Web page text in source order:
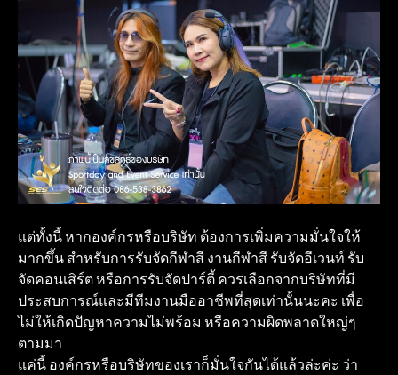
แต่ทั้งนี้ หากองค์กรหรือบริษัท ต้องการเพิ่มความมั่นใจให้
มากขึ้น สำหรับการรับจัดกีฬาสี งานกีฬาสี รับจัดอีเวนท์ รับ
จัดคอนเสิร์ต หรือการรับจัดปาร์ตี้ ควรเลือกจากบริษัทที่มี
ประสบการณ์และมีทีมงานมืออาชีพที่สุดเท่านั้นนะคะ เพื่อ
ไม่ให้เกิดปัญหาความไม่พร้อม หรือความผิดพลาดใหญ่ๆ
ตามมา
แค่นี้ องค์กรหรือบริษัทของเราก็มั่นใจกันได้แล้วล่ะค่ะ ว่า